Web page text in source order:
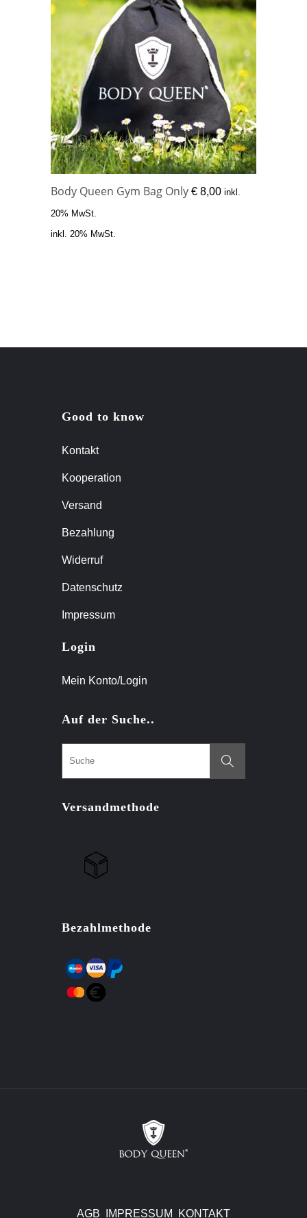
Body Queen Gym Bag Only € 8,00 inkl.
20% MwSt.
inkl. 20% MwSt.
Good to know
Kontakt
Kooperation
Versand
Bezahlung
Widerruf
Datenschutz
Impressum
Login
Mein Konto/Login
Auf der Suche..
Versandmethode
Bezahlmethode
AGB IMPRESSUM KONTAKT